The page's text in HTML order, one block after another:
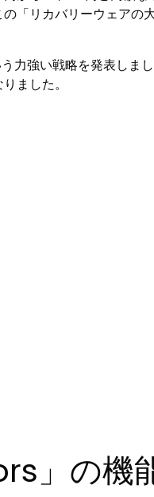
「リカバリーウェアの
力強い戦略を発表しま
ました。
」の機